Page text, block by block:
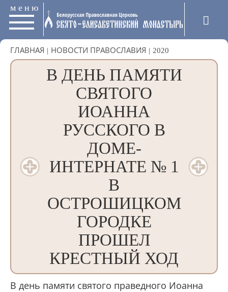
меню
ГЛАВНАЯ | НОВОСТИ ПРАВОСЛАВИЯ | 2020
В ДЕНЬ ПАМЯТИ
СВЯТОГО
ИОАННА
РУССКОГО В
ДОМЕ-
ИНТЕРНАТЕ № 1
В
ОСТРОШИЦКОМ
ГОРОДКЕ
ПРОШЕЛ
КРЕСТНЫЙ ХОД
В день памяти святого праведного Иоанна